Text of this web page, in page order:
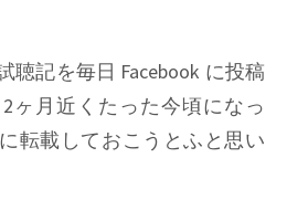
聴記を毎日 Facebook に投稿
ヶ月近くたった今頃になっ
転載しておこうとふと思い